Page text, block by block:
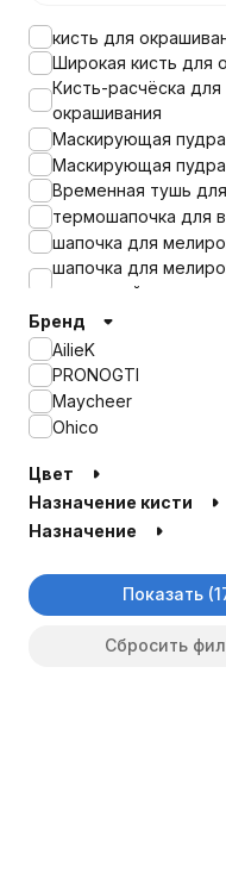
кисть для
Широкая кисть для
Кисть-расчёска для
окрашивания
Маскирующая
Маскирующая
Временная тушь
термошапочка для
шапочка для
шапочка для
разметкой
шапочка для
крючком
Бренд
AilieK
PRONOGTI
Maycheer
Ohico
Цвет
Назначение кисти
Назначение
Показать
Сбросить